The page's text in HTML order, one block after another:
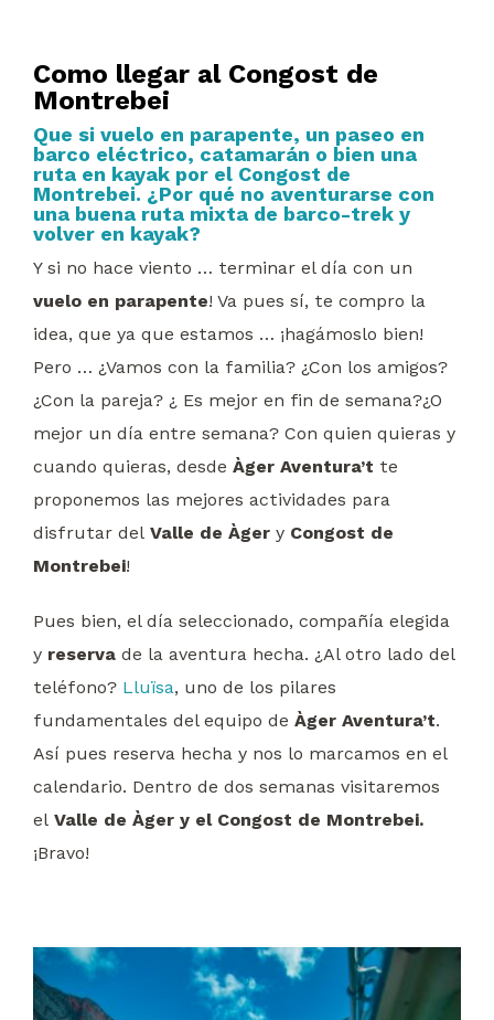
Como llegar al Congost de
Montrebei
Que si vuelo en parapente, un paseo en
barco eléctrico, catamarán o bien una
ruta en kayak por el Congost de
Montrebei. ¿Por qué no aventurarse con
una buena ruta mixta de barco-trek y
volver en kayak?
Y si no hace viento … terminar el día con un
vuelo en parapente! Va pues sí, te compro la
idea, que ya que estamos … ¡hagámoslo bien!
Pero … ¿Vamos con la familia? ¿Con los amigos?
¿Con la pareja? ¿ Es mejor en fin de semana?¿O
mejor un día entre semana? Con quien quieras y
cuando quieras, desde Àger Aventura’t te
proponemos las mejores actividades para
disfrutar del Valle de Àger y Congost de
Montrebei!
Pues bien, el día seleccionado, compañía elegida
y reserva de la aventura hecha. ¿Al otro lado del
teléfono? Lluïsa, uno de los pilares
fundamentales del equipo de Àger Aventura’t.
Así pues reserva hecha y nos lo marcamos en el
calendario. Dentro de dos semanas visitaremos
el Valle de Àger y el Congost de Montrebei.
¡Bravo!